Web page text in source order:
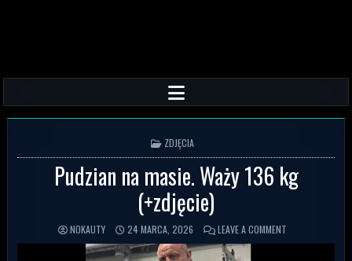
POSTED IN
ZDJĘCIA
Pudzian na masie. Waży 136 kg
(+zdjęcie)
NOKAUTY 24 MARCA, 2026 LEAVE A COMMENT